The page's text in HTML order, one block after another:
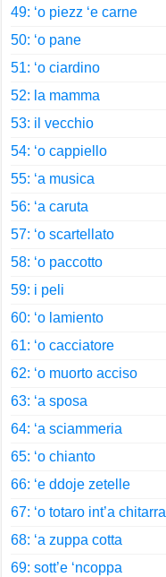
49: ‘o piezz ‘e carne
50: ‘o pane
51: ‘o ciardino
52: la mamma
53: il vecchio
54: ‘o cappiello
55: ‘a musica
56: ‘a caruta
57: ‘o scartellato
58: ‘o paccotto
59: i peli
60: ‘o lamiento
61: ‘o cacciatore
62: ‘o muorto acciso
63: ‘a sposa
64: ‘a sciammeria
65: ‘o chianto
66: ‘e ddoje zetelle
67: ‘o totaro int’a chitarra
68: ‘a zuppa cotta
69: sott’e ‘ncoppa